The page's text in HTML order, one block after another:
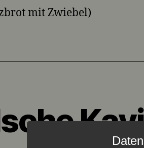
mit Zwiebel)